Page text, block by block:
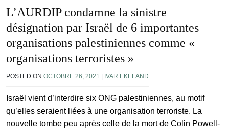
L’AURDIP condamne la sinistre
désignation par Israël de 6 importantes
organisations palestiniennes comme «
organisations terroristes »
POSTED ON OCTOBRE 26, 2021 | IVAR EKELAND
Israël vient d’interdire six ONG palestiniennes, au motif
qu’elles seraient liées à une organisation terroriste. La
nouvelle tombe peu après celle de la mort de Colin Powell-